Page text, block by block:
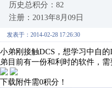
历史总积分：82
注册：2013年8月09日
发表于：2014-02-28 17:26:30
小弟刚接触DCS，想学习中自的
弟目前有一份和利时的软件，需
下载附件需0积分！